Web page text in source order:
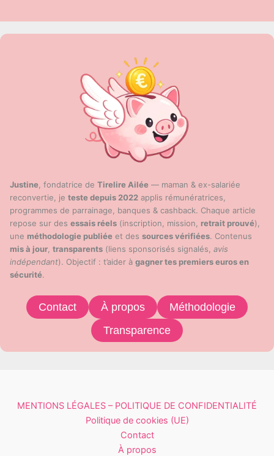
Justine, fondatrice de Tirelire Ailée — maman & ex-salariée
reconvertie, je teste depuis 2022 applis rémunératrices,
programmes de parrainage, banques & cashback. Chaque article
repose sur des essais réels (inscription, mission, retrait prouvé),
une méthodologie publiée et des sources vérifiées. Contenus
mis à jour, transparents (liens sponsorisés signalés, avis
indépendant). Objectif : t’aider à gagner tes premiers euros en
sécurité.
Contact À propos
Méthodologie
Transparence
MENTIONS LÉGALES – POLITIQUE DE CONFIDENTIALITÉ
Politique de cookies (UE)
Contact
À propos